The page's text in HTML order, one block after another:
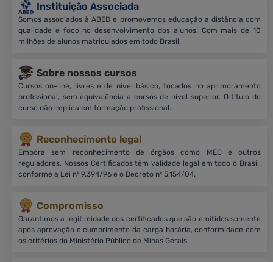
Instituição Associada
Somos associados à ABED e promovemos educação a distância com
qualidade e foco no desenvolvimento dos alunos. Com mais de 10
milhões de alunos matriculados em todo Brasil.
Sobre nossos cursos
Cursos on-line, livres e de nível básico, focados no aprimoramento
profissional, sem equivalência a cursos de nível superior. O título do
curso não implica em formação profissional.
Reconhecimento legal
Embora sem reconhecimento de órgãos como MEC e outros
reguladores. Nossos Certificados têm validade legal em todo o Brasil,
conforme a Lei nº 9.394/96 e o Decreto nº 5.154/04.
Compromisso
Garantimos a legitimidade dos certificados que são emitidos somente
após aprovação e cumprimento da carga horária, conformidade com
os critérios do Ministério Público de Minas Gerais.